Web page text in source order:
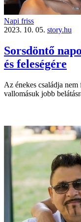
Napi friss
2023. 10. 05. story.hu
Sorsdöntő
és feleségére
Az énekes családja
vallomásuk jobb